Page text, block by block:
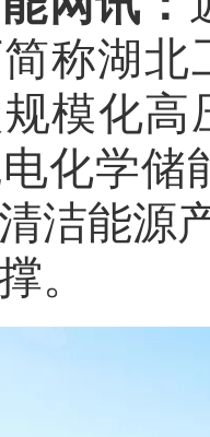
简称湖
模化高
电化学储
洁能源
。